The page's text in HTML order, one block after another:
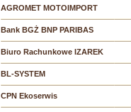
AGROMET MOTOIMPORT
Bank BGŻ BNP PARIBAS
Biuro Rachunkowe IZAREK
BL-SYSTEM
CPN Ekoserwis